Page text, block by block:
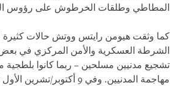
المطاطي وطلقات الخرطوش على رؤوس
كما وثقت هيومن رايتس ووتش حالات كثيرة
الشرطة العسكرية والأمن المركزي في بعض
تشجيع مدنيين مسلحين – ربما كانوا
مهاجمة المدنيين. وفي 9 أكتوبر/